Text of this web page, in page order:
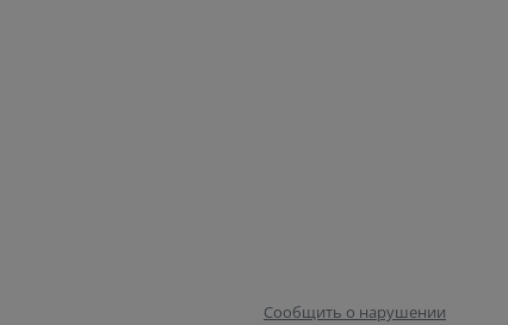
Сообщить о нарушении